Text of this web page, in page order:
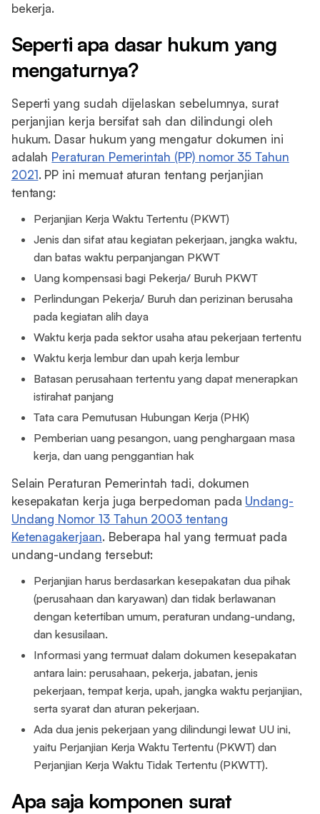
bekerja.
Seperti apa dasar hukum yang
mengaturnya?
Seperti yang sudah dijelaskan sebelumnya, surat
perjanjian kerja bersifat sah dan dilindungi oleh
hukum. Dasar hukum yang mengatur dokumen ini
adalah Peraturan Pemerintah (PP) nomor 35 Tahun
2021. PP ini memuat aturan tentang perjanjian
tentang:
Perjanjian Kerja Waktu Tertentu (PKWT)
Jenis dan sifat atau kegiatan pekerjaan, jangka waktu,
dan batas waktu perpanjangan PKWT
Uang kompensasi bagi Pekerja/ Buruh PKWT
Perlindungan Pekerja/ Buruh dan perizinan berusaha
pada kegiatan alih daya
Waktu kerja pada sektor usaha atau pekerjaan tertentu
Waktu kerja lembur dan upah kerja lembur
Batasan perusahaan tertentu yang dapat menerapkan
istirahat panjang
Tata cara Pemutusan Hubungan Kerja (PHK)
Pemberian uang pesangon, uang penghargaan masa
kerja, dan uang penggantian hak
Selain Peraturan Pemerintah tadi, dokumen
kesepakatan kerja juga berpedoman pada Undang-
Undang Nomor 13 Tahun 2003 tentang
Ketenagakerjaan. Beberapa hal yang termuat pada
undang-undang tersebut:
Perjanjian harus berdasarkan kesepakatan dua pihak
(perusahaan dan karyawan) dan tidak berlawanan
dengan ketertiban umum, peraturan undang-undang,
dan kesusilaan.
Informasi yang termuat dalam dokumen kesepakatan
antara lain: perusahaan, pekerja, jabatan, jenis
pekerjaan, tempat kerja, upah, jangka waktu perjanjian,
serta syarat dan aturan pekerjaan.
Ada dua jenis pekerjaan yang dilindungi lewat UU ini,
yaitu Perjanjian Kerja Waktu Tertentu (PKWT) dan
Perjanjian Kerja Waktu Tidak Tertentu (PKWTT).
Apa saja komponen surat